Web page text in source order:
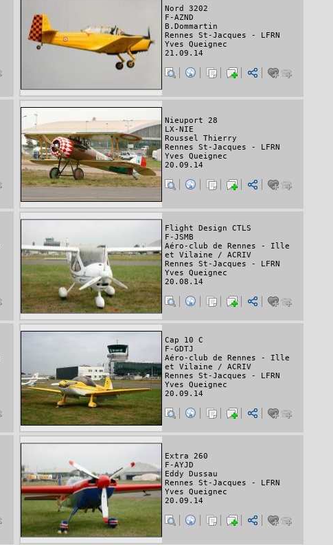
Nord 3202
F-AZND
B.Dommartin
Rennes St-Jacques - LFRN
Yves Queignec
21.09.14
Nieuport 28
LX-NIE
Roussel Thierry
Rennes St-Jacques - LFRN
Yves Queignec
20.09.14
Flight Design CTLS
F-JSMB
Aéro-club de Rennes - Ille
et Vilaine / ACRIV
Rennes St-Jacques - LFRN
Yves Queignec
20.08.14
Cap 10 C
F-GDTJ
Aéro-club de Rennes - Ille
et Vilaine / ACRIV
Rennes St-Jacques - LFRN
Yves Queignec
20.09.14
Extra 260
F-AYJD
Eddy Dussau
Rennes St-Jacques - LFRN
Yves Queignec
20.09.14